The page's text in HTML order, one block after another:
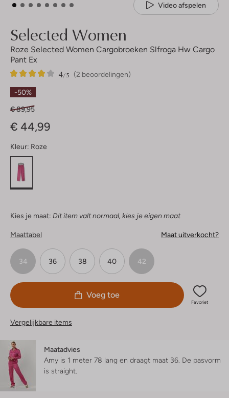
Video afspelen
Selected Women
Roze Selected Women Cargobroeken Slfroga Hw Cargo
Pant Ex
(2 beoordelingen)
4/5
2
4
Sterren
-50%
€ 89,95
€ 44,99
Kleur: Roze
Kies je maat: Dit item valt normaal, kies je eigen maat
Maattabel Maat uitverkocht?
34 36 38 40 42
Voeg toe
Favoriet
Vergelijkbare items
Maatadvies
Amy is 1 meter 78 lang en draagt maat 36. De pasvorm
is straight